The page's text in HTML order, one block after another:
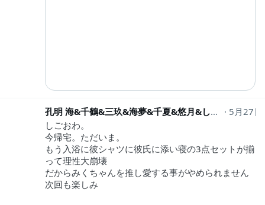
孔明 海&千鶴&三玖&海夢&千夏&悠月&しのぶ&真昼推しの子THE Next
5月27日
しごおわ。
今帰宅。ただいま。
もう入浴に彼シャツに彼氏に添い寝の3点セットが揃
って理性大崩壊
だからみくちゃんを推し愛する事がやめられません
次回も楽しみ